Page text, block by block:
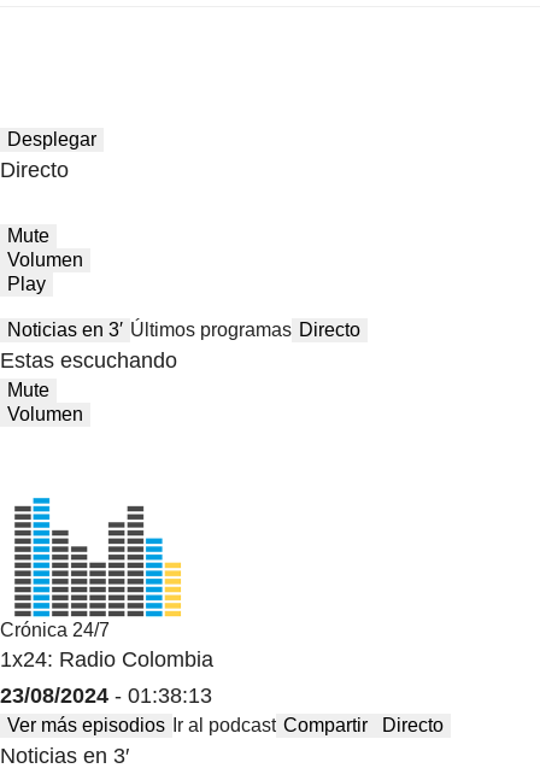
Desplegar
Directo
Mute
Volumen
Play
Noticias en 3′ Últimos programas Directo
Estas escuchando
Mute
Volumen
Crónica 24/7
1x24: Radio Colombia
23/08/2024 - 01:38:13
Ver más episodios Ir al podcast Compartir Directo
Noticias en 3′